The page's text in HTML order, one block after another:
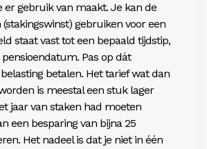
er gebruik van maakt. Je kan de
(stakingswinst) gebruiken voor een
staat vast tot een bepaald tijdstip,
Pas op dát
betalen. Het tarief wat dan
is meestal een stuk lager
jaar van staken had moeten
een besparing van bijna 25
Het nadeel is dat je niet in één